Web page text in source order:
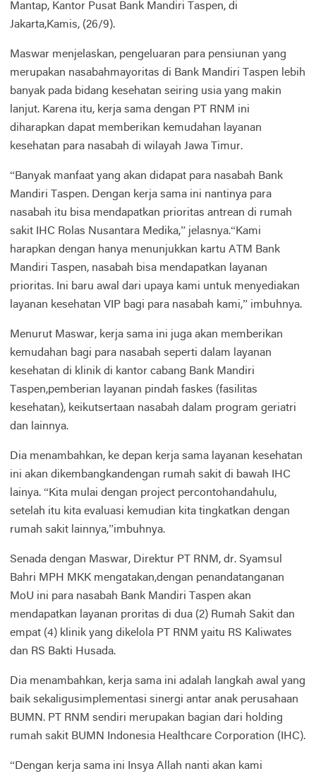
Mantap, Kantor Pusat Bank Mandiri Taspen, di
Jakarta,Kamis, (26/9).
Maswar menjelaskan, pengeluaran para pensiunan yang
merupakan nasabahmayoritas di Bank Mandiri Taspen lebih
banyak pada bidang kesehatan seiring usia yang makin
lanjut. Karena itu, kerja sama dengan PT RNM ini
diharapkan dapat memberikan kemudahan layanan
kesehatan para nasabah di wilayah Jawa Timur.
“Banyak manfaat yang akan didapat para nasabah Bank
Mandiri Taspen. Dengan kerja sama ini nantinya para
nasabah itu bisa mendapatkan prioritas antrean di rumah
sakit IHC Rolas Nusantara Medika,” jelasnya.“Kami
harapkan dengan hanya menunjukkan kartu ATM Bank
Mandiri Taspen, nasabah bisa mendapatkan layanan
prioritas. Ini baru awal dari upaya kami untuk menyediakan
layanan kesehatan VIP bagi para nasabah kami,” imbuhnya.
Menurut Maswar, kerja sama ini juga akan memberikan
kemudahan bagi para nasabah seperti dalam layanan
kesehatan di klinik di kantor cabang Bank Mandiri
Taspen,pemberian layanan pindah faskes (fasilitas
kesehatan), keikutsertaan nasabah dalam program geriatri
dan lainnya.
Dia menambahkan, ke depan kerja sama layanan kesehatan
ini akan dikembangkandengan rumah sakit di bawah IHC
lainya. “Kita mulai dengan project percontohandahulu,
setelah itu kita evaluasi kemudian kita tingkatkan dengan
rumah sakit lainnya,”imbuhnya.
Senada dengan Maswar, Direktur PT RNM, dr. Syamsul
Bahri MPH MKK mengatakan,dengan penandatanganan
MoU ini para nasabah Bank Mandiri Taspen akan
mendapatkan layanan proritas di dua (2) Rumah Sakit dan
empat (4) klinik yang dikelola PT RNM yaitu RS Kaliwates
dan RS Bakti Husada.
Dia menambahkan, kerja sama ini adalah langkah awal yang
baik sekaligusimplementasi sinergi antar anak perusahaan
BUMN. PT RNM sendiri merupakan bagian dari holding
rumah sakit BUMN Indonesia Healthcare Corporation (IHC).
“Dengan kerja sama ini Insya Allah nanti akan kami